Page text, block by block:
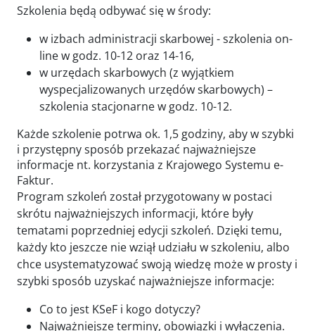
Szkolenia będą odbywać się w środy:
w izbach administracji skarbowej - szkolenia on-
line w godz. 10-12 oraz 14-16,
w urzędach skarbowych (z wyjątkiem
wyspecjalizowanych urzędów skarbowych) –
szkolenia stacjonarne w godz. 10-12.
Każde szkolenie potrwa ok. 1,5 godziny, aby w szybki
i przystępny sposób przekazać najważniejsze
informacje nt. korzystania z Krajowego Systemu e-
Faktur.
Program szkoleń został przygotowany w postaci
skrótu najważniejszych informacji, które były
tematami poprzedniej edycji szkoleń. Dzięki temu,
każdy kto jeszcze nie wziął udziału w szkoleniu, albo
chce usystematyzować swoją wiedzę może w prosty i
szybki sposób uzyskać najważniejsze informacje:
Co to jest KSeF i kogo dotyczy?
Najważniejsze terminy, obowiązki i wyłączenia.